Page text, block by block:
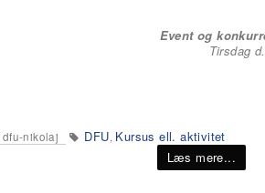
Event og
Tirsdag
dfu-nikolaj DFU, Kursus ell. aktivitet
Læs mere...